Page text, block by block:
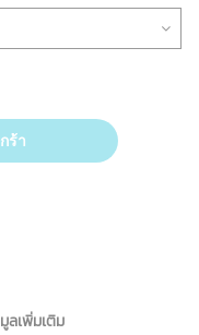
ร้า
ลเพิ่มเติม